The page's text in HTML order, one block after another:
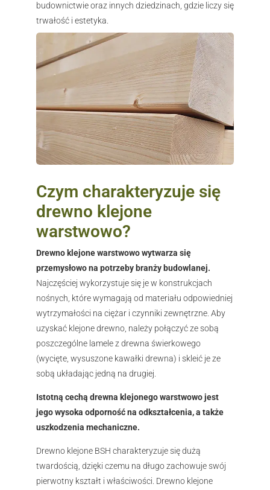
budownictwie oraz innych dziedzinach, gdzie liczy się
trwałość i estetyka.
Czym charakteryzuje się
drewno klejone
warstwowo?
Drewno klejone warstwowo wytwarza się
przemysłowo na potrzeby branży budowlanej.
Najczęściej wykorzystuje się je w konstrukcjach
nośnych, które wymagają od materiału odpowiedniej
wytrzymałości na ciężar i czynniki zewnętrzne. Aby
uzyskać klejone drewno, należy połączyć ze sobą
poszczególne lamele z drewna świerkowego
(wycięte, wysuszone kawałki drewna) i skleić je ze
sobą układając jedną na drugiej.
Istotną cechą drewna klejonego warstwowo jest
jego wysoka odporność na odkształcenia, a także
uszkodzenia mechaniczne.
Drewno klejone BSH charakteryzuje się dużą
twardością, dzięki czemu na długo zachowuje swój
pierwotny kształt i właściwości. Drewno klejone